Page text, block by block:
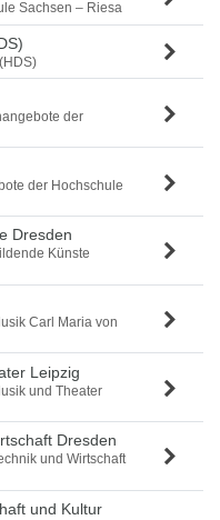
Sachsen – Riesa
der
der Hochschule
Dresden
Künste
Carl Maria von
Leipzig
und Theater
Dresden
und Wirtschaft
und Kultur